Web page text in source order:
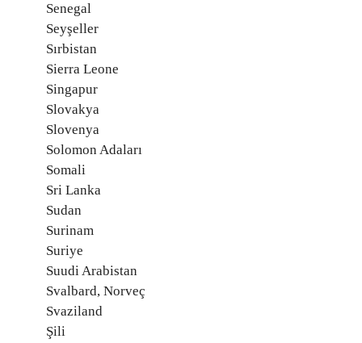
Senegal
Seyşeller
Sırbistan
Sierra Leone
Singapur
Slovakya
Slovenya
Solomon Adaları
Somali
Sri Lanka
Sudan
Surinam
Suriye
Suudi Arabistan
Svalbard, Norveç
Svaziland
Şili